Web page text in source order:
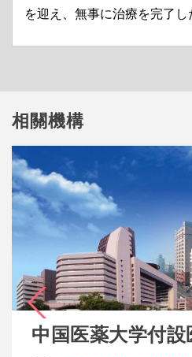
を迎え、無事に治療を完了
けました。術後の経過は非常
退院。さらに8月15日の再診
診察台に横になることがで
「パラオから台湾までの旅路
もった専門的なケアを感じ
診てもらえること自体が特
し、祈りを捧げに来てくれ
した。ここでの医療は、5つ
ん。&ldquo;満天の星&rdquo;
す！」 患者は台湾の人々の
銘を受けたと話し、「次回
相關機構
中国医薬大学付設